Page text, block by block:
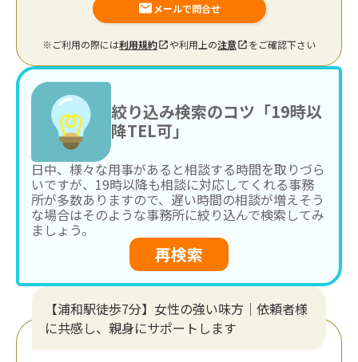
メールで問合せ
※ご利用の際には利用規約 や利用上の注意 をご確認下さい
絞り込み検索のコツ「19時以
降TEL可」
日中、様々な用事があると相談する時間を取りづら
いですが、19時以降も相談に対応してくれる事務
所が多数ありますので、遅い時間の相談が増えそう
な場合はそのような事務所に絞り込んで検索してみ
ましょう。
再検索
【浦和駅徒歩7分】女性の強い味方｜依頼者様
に共感し、親身にサポートします